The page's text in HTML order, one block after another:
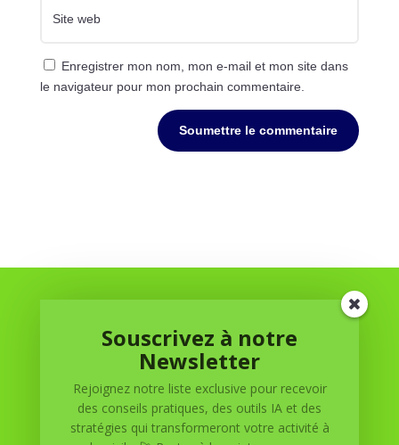
Enregistrer mon nom, mon e-mail et mon site dans
le navigateur pour mon prochain commentaire.
Soumettre le commentaire
Réussite à Domicile
Réussite à Domicile est votre partenaire de confiance
Souscrivez à notre
Newsletter
Rejoignez notre liste exclusive pour recevoir
des conseils pratiques, des outils IA et des
stratégies qui transformeront votre activité à